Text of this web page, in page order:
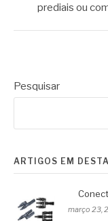
prediais ou
Pesquisar
ARTIGOS EM
março 23,